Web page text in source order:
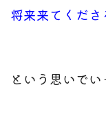
将来来てくださ
という思いでい